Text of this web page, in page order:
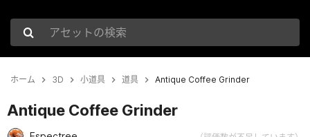
アセットの検索
ホーム 3D 小道具 道具 Antique Coffee Grinder
Antique Coffee Grinder